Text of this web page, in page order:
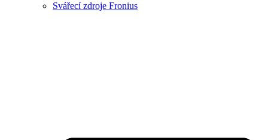
Svářecí zdroje Fronius